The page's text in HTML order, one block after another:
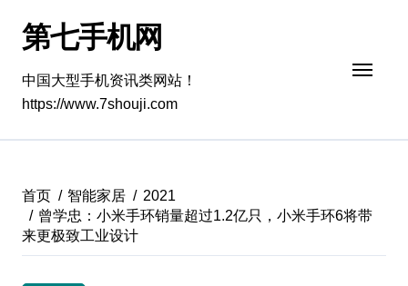
第七手机网
中国大型手机资讯类网站！
https://www.7shouji.com
首页 智能家居
2021
曾学忠：小米手环销量超过1.2亿只，小米手环6将带
来更极致工业设计